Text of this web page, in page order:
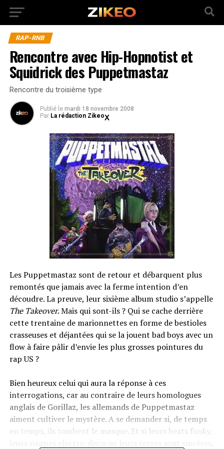
RAP-RNB
Rencontre avec Hip-Hopnotist et
Squidrick des Puppetmastaz
Rencontre du troisième type
Publié le mardi 18 novembre 2008
Par La rédaction Zikeo
Les Puppetmastaz sont de retour et débarquent plus
remontés que jamais avec la ferme intention d’en
découdre. La preuve, leur sixième album studio s’appelle
The Takeover. Mais qui sont-ils ? Qui se cache derrière
cette trentaine de marionnettes en forme de bestioles
crasseuses et déjantées qui se la jouent bad boys avec un
flow à faire pâlir d’envie les plus grosses pointures du
rap US ?
Bien heureux celui qui aura la réponse à ces
interrogations, car au contraire de leurs homologues
anglais de Gorillaz, les allemands de Puppetmastaz
aiment cultiver le mystère. A se demander si, de temps
en temps, ils tombent le masque. Et si leurs beats funky,